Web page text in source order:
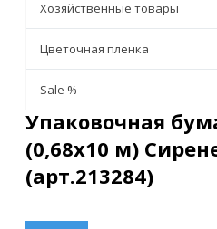
Хозяйственные товары
Цветочная пленка
Sale %
Упаковочная
(0,68х10 м)
(арт.213284)